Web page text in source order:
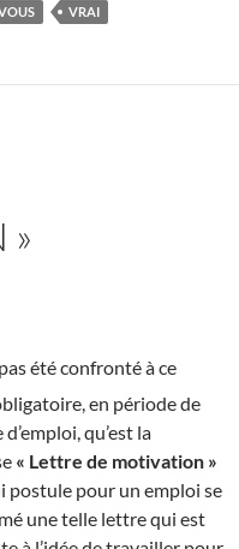
VRAI
»
pas été confronté à ce
en période de
qu’est la
« Lettre de motivation »
postule pour un emploi se
une telle lettre qui est